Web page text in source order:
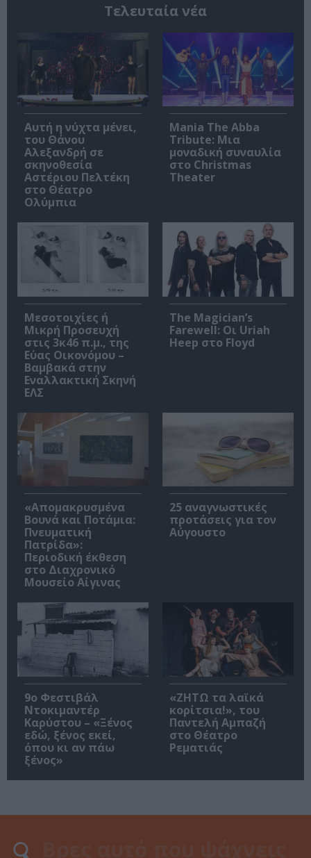
Τελευταία νέα
Αυτή η νύχτα μένει,
του Θάνου
Αλεξανδρή σε
σκηνοθεσία
Αστέριου Πελτέκη
στο Θέατρο
Ολύμπια
Mania The Abba
Tribute: Μια
μοναδική συναυλία
στο Christmas
Theater
Μεσοτοιχίες ή
Μικρή Προσευχή
στις 3κ46 π.μ., της
Εύας Οικονόμου –
Βαμβακά στην
Εναλλακτική Σκηνή
ΕΛΣ
The Magician’s
Farewell: Οι Uriah
Heep στο Floyd
«Απομακρυσμένα
Βουνά και Ποτάμια:
Πνευματική
Πατρίδα»:
Περιοδική έκθεση
στο Διαχρονικό
Μουσείο Αίγινας
25 αναγνωστικές
προτάσεις για τον
Αύγουστο
9ο Φεστιβάλ
Ντοκιμαντέρ
Καρύστου – «Ξένος
εδώ, ξένος εκεί,
όπου κι αν πάω
ξένος»
«ΖΗΤΩ τα λαϊκά
κορίτσια!», του
Παντελή Αμπαζή
στο Θέατρο
Ρεματιάς